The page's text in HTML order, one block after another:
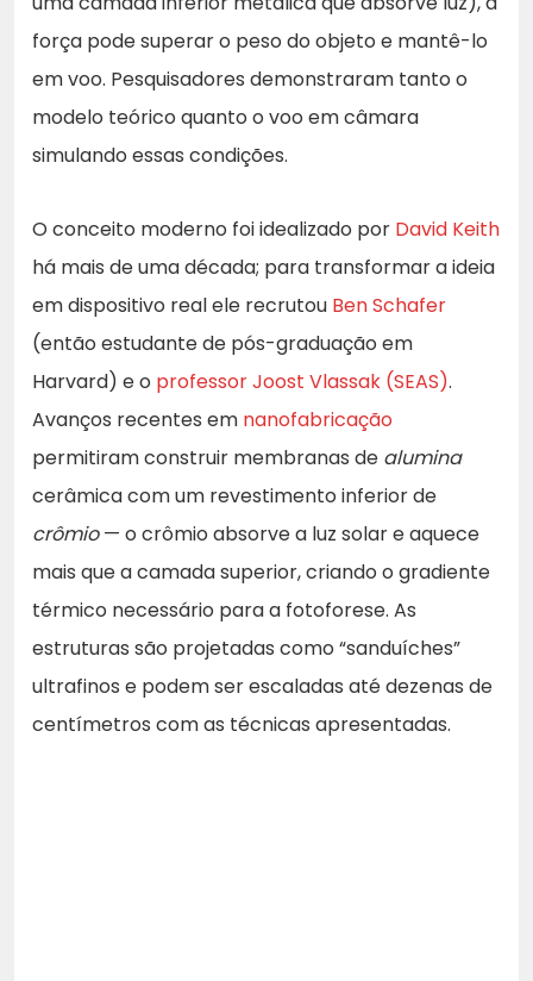
força pode superar o peso do objeto e mantê-lo
em voo. Pesquisadores demonstraram tanto o
modelo teórico quanto o voo em câmara
simulando essas condições.
O conceito moderno foi idealizado por David Keith
há mais de uma década; para transformar a ideia
em dispositivo real ele recrutou Ben Schafer
(então estudante de pós-graduação em
Harvard) e o professor Joost Vlassak (SEAS).
Avanços recentes em nanofabricação
permitiram construir membranas de alumina
cerâmica com um revestimento inferior de
crômio— o crômio absorve a luz solar e aquece
mais que a camada superior, criando o gradiente
térmico necessário para a fotoforese. As
estruturas são projetadas como “sanduíches”
ultrafinos e podem ser escaladas até dezenas de
centímetros com as técnicas apresentadas.